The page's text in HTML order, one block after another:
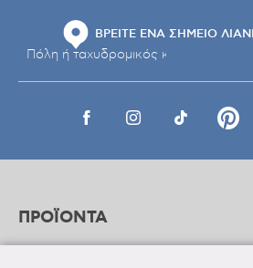
ΒΡΕΙΤΕ ΕΝΑ ΣΗΜΕΙΟ
ΠΡΟΪΟΝΤΑ